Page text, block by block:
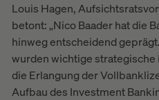
Louis Hagen,
betont: „Nico Baader hat die
hinweg entscheidend
wurden wichtige
die Erlangung der
Aufbau des Investment